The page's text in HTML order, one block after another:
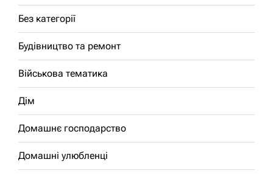
Без категорії
Будівництво та ремонт
Військова тематика
Дім
Домашнє господарство
Домашні улюбленці